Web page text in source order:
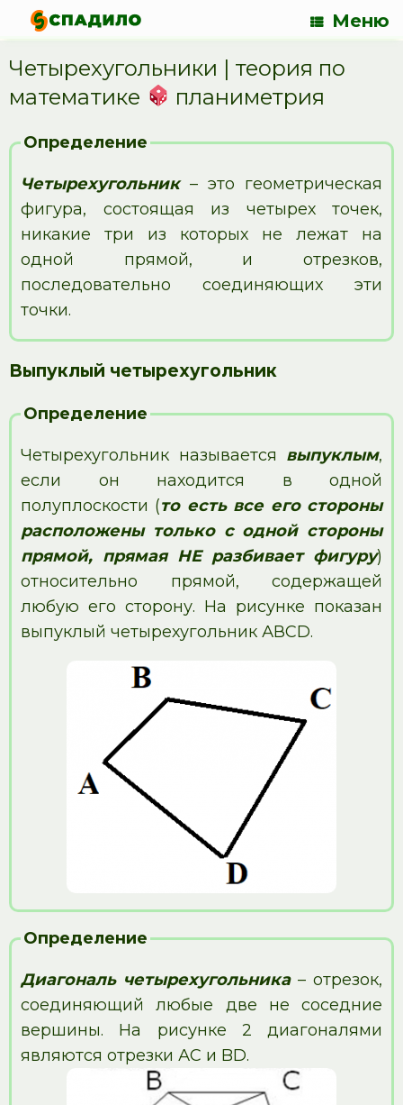
Меню
Четырехугольники | теория по
математике
планиметрия
Определение
Четырехугольник – это геометрическая
фигура, состоящая из четырех точек,
никакие три из которых не лежат на
одной прямой, и отрезков,
последовательно соединяющих эти
точки.
Выпуклый четырехугольник
Определение
Четырехугольник называется выпуклым,
если он находится в одной
полуплоскости (то есть все его стороны
расположены только с одной стороны
прямой, прямая НЕ разбивает фигуру)
относительно прямой, содержащей
любую его сторону. На рисунке показан
выпуклый четырехугольник АВСD.
Определение
Диагональ четырехугольника– отрезок,
соединяющий любые две не соседние
вершины. На рисунке 2 диагоналями
являются отрезки АС и BD.